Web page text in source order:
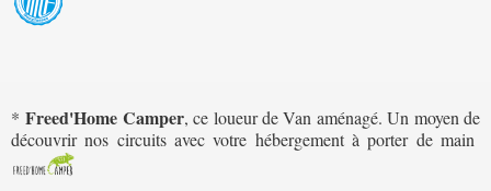
*Freed'Home Camper, ce loueur de Van aménagé. Un moyen de
découvrir nos circuits avec votre hébergement à porter de main